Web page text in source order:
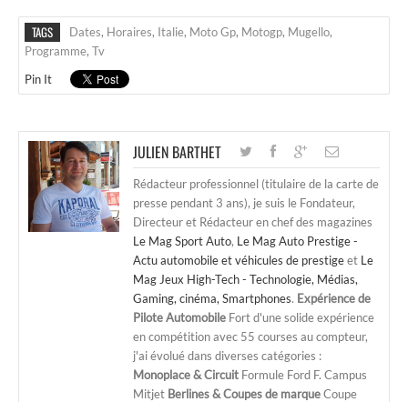
TAGS Dates, Horaires, Italie, Moto Gp, Motogp, Mugello,
Programme, Tv
Pin It
JULIEN BARTHET
Rédacteur professionnel (titulaire de la carte de
presse pendant 3 ans), je suis le Fondateur,
Directeur et Rédacteur en chef des magazines
Le Mag Sport Auto, Le Mag Auto Prestige -
Actu automobile et véhicules de prestigeet Le
Mag Jeux High-Tech - Technologie, Médias,
Gaming, cinéma, Smartphones. Expérience de
Pilote Automobile Fort d'une solide expérience
en compétition avec 55 courses au compteur,
j'ai évolué dans diverses catégories :
Monoplace & Circuit Formule Ford F. Campus
Mitjet Berlines & Coupes de marqueCoupe